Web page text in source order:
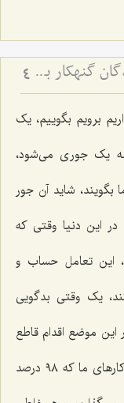
جود و کرم خداوند سبب جرأت بندگان گنهکار بر تقاضاکردن از او 4
برویم بگوییم، یک
یک جوری می‌شود،
شاید آن جور
این دنیا وقتی که
این تعامل حساب و
یک وقتی بدگویی
این موضع اقدام قاطع
بکند، آن مسئله جدا است، یک وقت نه مثل کارهای ما که ٩٨ درصد